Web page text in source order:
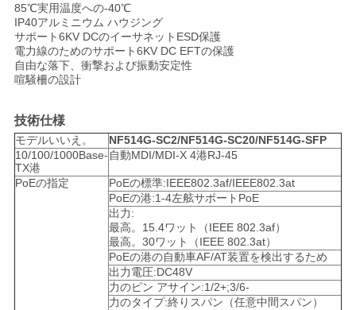
い
地
図
プ
85℃実用温度への-40℃
IP40アルミニウム ハウジング
サポート6KV DCのイーサネットESD保護
電力線のためのサポート6KV DC EFTの保護
自由な落下、衝撃および振動安定性
喧騒柵の設計
技術仕様
モデルいいえ。
NF514G-SC2/NF514G-SC20/NF514G-SFP
10/100/1000Base-
TX港
自動MDI/MDI-X 4港RJ-45
PoEの指定
PoEの標準:IEEE802.3af/IEEE802.3at
PoEの港:1-4左舷サポートPoE
出力:
最高。15.4ワット（IEEE 802.3af）
最高。30ワット（IEEE 802.3at）
PoEの港の自動車AF/AT装置を検出するため
出力電圧:DC48V
力のピン アサイン:1/2+;3/6-
力のタイプ:終りスパン（任意中間スパン）